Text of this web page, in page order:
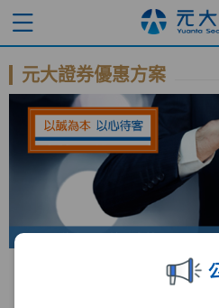
元大證券優惠方案
錢進美股直達車 手續費免比